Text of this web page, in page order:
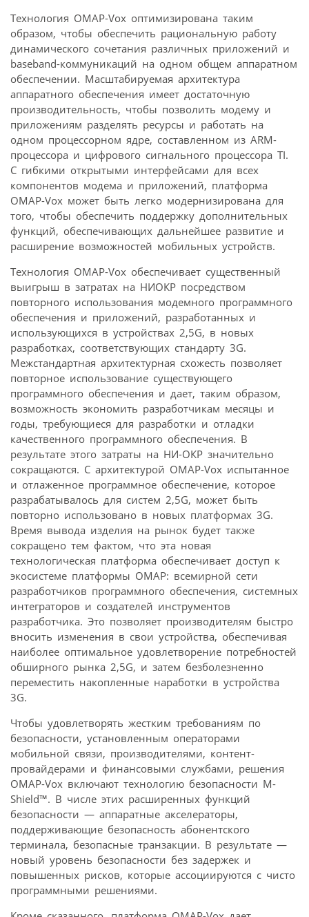
Технология OMAP-Vox оптимизирована таким
образом, чтобы обеспечить рациональную работу
динамического сочетания различных приложений и
baseband-коммуникаций на одном общем аппаратном
обеспечении. Масштабируемая архитектура
аппаратного обеспечения имеет достаточную
производительность, чтобы позволить модему и
приложениям разделять ресурсы и работать на
одном процессорном ядре, составленном из ARM-
процессора и цифрового сигнального процессора TI.
С гибкими открытыми интерфейсами для всех
компонентов модема и приложений, платформа
OMAP-Vox может быть легко модернизирована для
того, чтобы обеспечить поддержку дополнительных
функций, обеспечивающих дальнейшее развитие и
расширение возможностей мобильных устройств.
Технология OMAP-Vox обеспечивает существенный
выигрыш в затратах на НИОКР посредством
повторного использования модемного программного
обеспечения и приложений, разработанных и
использующихся в устройствах 2,5G, в новых
разработках, соответствующих стандарту 3G.
Межстандартная архитектурная схожесть позволяет
повторное использование существующего
программного обеспечения и дает, таким образом,
возможность экономить разработчикам месяцы и
годы, требующиеся для разработки и отладки
качественного программного обеспечения. В
результате этого затраты на НИ-ОКР значительно
сокращаются. С архитектурой OMAP-Vox испытанное
и отлаженное программное обеспечение, которое
разрабатывалось для систем 2,5G, может быть
повторно использовано в новых платформах 3G.
Время вывода изделия на рынок будет также
сокращено тем фактом, что эта новая
технологическая платформа обеспечивает доступ к
экосистеме платформы OMAP: всемирной сети
разработчиков программного обеспечения, системных
интеграторов и создателей инструментов
разработчика. Это позволяет производителям быстро
вносить изменения в свои устройства, обеспечивая
наиболее оптимальное удовлетворение потребностей
обширного рынка 2,5G, и затем безболезненно
переместить накопленные наработки в устройства
3G.
Чтобы удовлетворять жестким требованиям по
безопасности, установленным операторами
мобильной связи, производителями, контент-
провайдерами и финансовыми службами, решения
OMAP-Vox включают технологию безопасности M-
Shield™. В числе этих расширенных функций
безопасности — аппаратные акселераторы,
поддерживающие безопасность абонентского
терминала, безопасные транзакции. В результате —
новый уровень безопасности без задержек и
повышенных рисков, которые ассоциируются с чисто
программными решениями.